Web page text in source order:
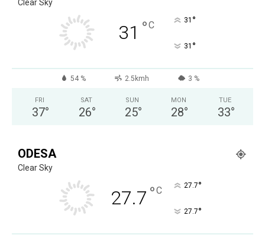
Clear Sky
31 °C 31 °
31 °
54 % 2.5kmh 3 %
FRI
37°
SAT
26°
SUN
25°
MON
28°
TUE
33°
ODESA
Clear Sky
27.7 °C 27.7°
27.7°